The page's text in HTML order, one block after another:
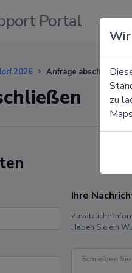
Portal
Wir
zu
Maps
2026 Anfrage abschließen
Ihre
Zusätzliche
Haben Sie ein